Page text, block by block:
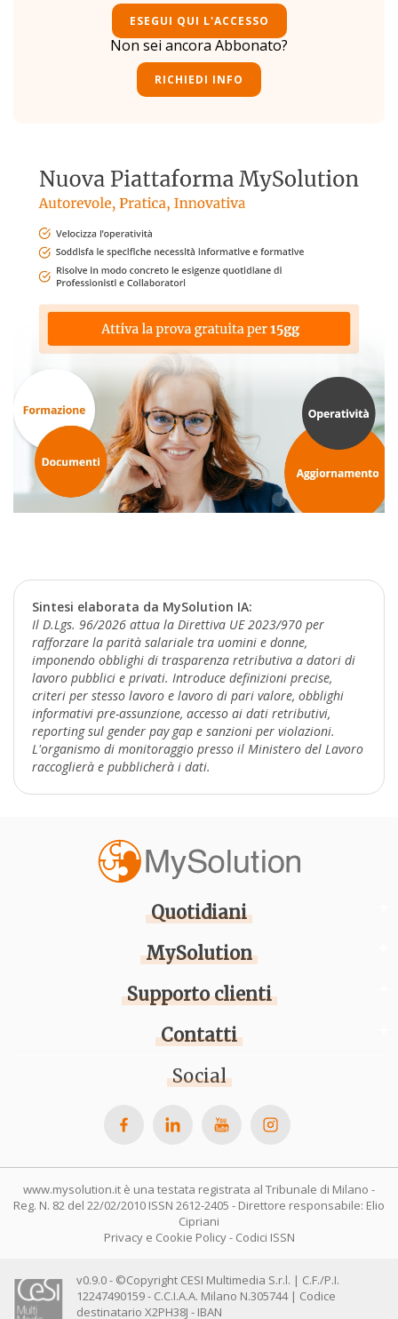
ESEGUI QUI L'ACCESSO
Non sei ancora Abbonato?
RICHIEDI INFO
Sintesi elaborata da MySolution IA:
Il D.Lgs. 96/2026 attua la Direttiva UE 2023/970 per
rafforzare la parità salariale tra uomini e donne,
imponendo obblighi di trasparenza retributiva a datori di
lavoro pubblici e privati. Introduce definizioni precise,
criteri per stesso lavoro e lavoro di pari valore, obblighi
informativi pre-assunzione, accesso ai dati retributivi,
reporting sul gender pay gap e sanzioni per violazioni.
L'organismo di monitoraggio presso il Ministero del Lavoro
raccoglierà e pubblicherà i dati.
Quotidiani
MySolution
Supporto clienti
Contatti
Social
www.mysolution.it è una testata registrata al Tribunale di Milano -
Reg. N. 82 del 22/02/2010 ISSN 2612-2405 - Direttore responsabile: Elio
Cipriani
Privacy e Cookie Policy- Codici ISSN
v0.9.0 - ©Copyright CESI Multimedia S.r.l. | C.F./P.I.
12247490159 - C.C.I.A.A. Milano N.305744 | Codice
destinatario X2PH38J - IBAN